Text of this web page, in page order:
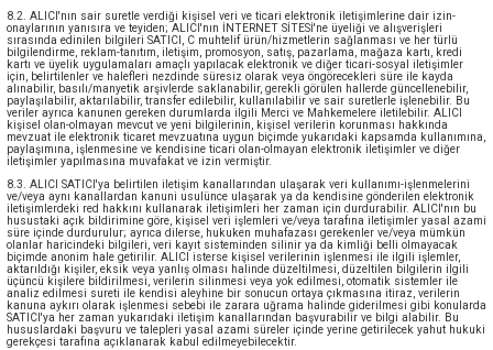
8.2. ALICI'nın sair suretle verdiği kişisel veri ve ticari elektronik iletişimlerine dair izin-
onaylarının yanısıra ve teyiden; ALICI'nın İNTERNET SİTESİ'ne üyeliği ve alışverişleri
sırasında edinilen bilgileri SATICI, C muhtelif ürün/hizmetlerin sağlanması ve her türlü
bilgilendirme, reklam-tanıtım, iletişim, promosyon, satış, pazarlama, mağaza kartı, kredi
kartı ve üyelik uygulamaları amaçlı yapılacak elektronik ve diğer ticari-sosyal iletişimler
için, belirtilenler ve halefleri nezdinde süresiz olarak veya öngörecekleri süre ile kayda
alınabilir, basılı/manyetik arşivlerde saklanabilir, gerekli görülen hallerde güncellenebilir,
paylaşılabilir, aktarılabilir, transfer edilebilir, kullanılabilir ve sair suretlerle işlenebilir. Bu
veriler ayrıca kanunen gereken durumlarda ilgili Merci ve Mahkemelere iletilebilir. ALICI
kişisel olan-olmayan mevcut ve yeni bilgilerinin, kişisel verilerin korunması hakkında
mevzuat ile elektronik ticaret mevzuatına uygun biçimde yukarıdaki kapsamda kullanımına,
paylaşımına, işlenmesine ve kendisine ticari olan-olmayan elektronik iletişimler ve diğer
iletişimler yapılmasına muvafakat ve izin vermiştir.
8.3. ALICI SATICI'ya belirtilen iletişim kanallarından ulaşarak veri kullanımı-işlenmelerini
ve/veya aynı kanallardan kanuni usulünce ulaşarak ya da kendisine gönderilen elektronik
iletişimlerdeki red hakkını kullanarak iletişimleri her zaman için durdurabilir. ALICI'nın bu
husustaki açık bildirimine göre, kişisel veri işlemleri ve/veya tarafına iletişimler yasal azami
süre içinde durdurulur; ayrıca dilerse, hukuken muhafazası gerekenler ve/veya mümkün
olanlar haricindeki bilgileri, veri kayıt sisteminden silinir ya da kimliği belli olmayacak
biçimde anonim hale getirilir. ALICI isterse kişisel verilerinin işlenmesi ile ilgili işlemler,
aktarıldığı kişiler, eksik veya yanlış olması halinde düzeltilmesi, düzeltilen bilgilerin ilgili
üçüncü kişilere bildirilmesi, verilerin silinmesi veya yok edilmesi, otomatik sistemler ile
analiz edilmesi sureti ile kendisi aleyhine bir sonucun ortaya çıkmasına itiraz, verilerin
kanuna aykırı olarak işlenmesi sebebi ile zarara uğrama halinde giderilmesi gibi konularda
SATICI'ya her zaman yukarıdaki iletişim kanallarından başvurabilir ve bilgi alabilir. Bu
hususlardaki başvuru ve talepleri yasal azami süreler içinde yerine getirilecek yahut hukuki
gerekçesi tarafına açıklanarak kabul edilmeyebilecektir.